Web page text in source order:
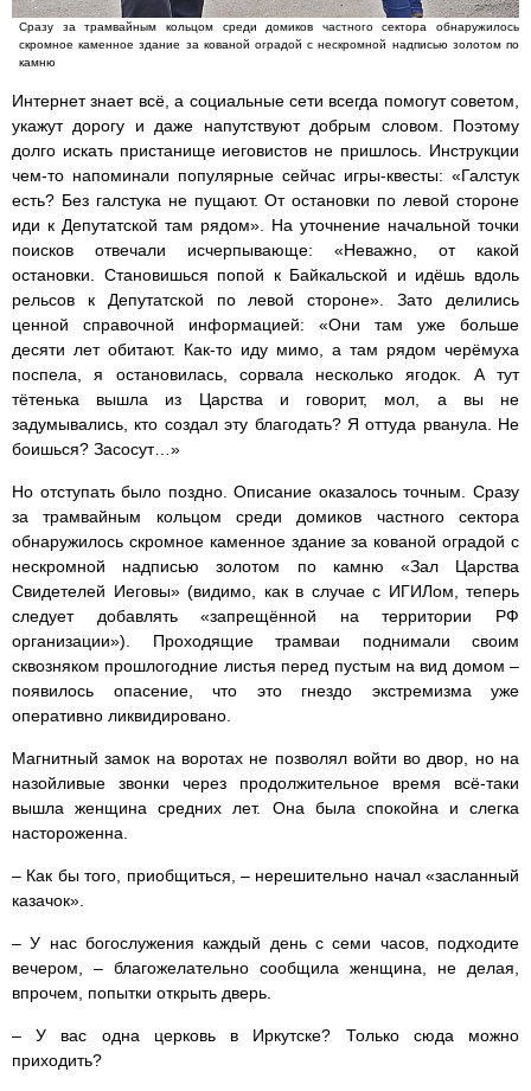
Сразу за трамвайным кольцом среди домиков частного сектора обнаружилось
скромное каменное здание за кованой оградой с нескромной надписью золотом по
камню
Интернет знает всё, а социальные сети всегда помогут советом,
укажут дорогу и даже напутствуют добрым словом. Поэтому
долго искать пристанище иеговистов не пришлось. Инструкции
чем-то напоминали популярные сейчас игры-квесты: «Галстук
есть? Без галстука не пущают. От остановки по левой стороне
иди к Депутатской там рядом». На уточнение начальной точки
поисков отвечали исчерпывающе: «Неважно, от какой
остановки. Становишься попой к Байкальской и идёшь вдоль
рельсов к Депутатской по левой стороне». Зато делились
ценной справочной информацией: «Они там уже больше
десяти лет обитают. Как-то иду мимо, а там рядом черёмуха
поспела, я остановилась, сорвала несколько ягодок. А тут
тётенька вышла из Царства и говорит, мол, а вы не
задумывались, кто создал эту благодать? Я оттуда рванула. Не
боишься? Засосут…»
Но отступать было поздно. Описание оказалось точным. Сразу
за трамвайным кольцом среди домиков частного сектора
обнаружилось скромное каменное здание за кованой оградой с
нескромной надписью золотом по камню «Зал Царства
Свидетелей Иеговы» (видимо, как в случае с ИГИЛом, теперь
следует добавлять «запрещённой на территории РФ
организации»). Проходящие трамваи поднимали своим
сквозняком прошлогодние листья перед пустым на вид домом –
появилось опасение, что это гнездо экстремизма уже
оперативно ликвидировано.
Магнитный замок на воротах не позволял войти во двор, но на
назойливые звонки через продолжительное время всё-таки
вышла женщина средних лет. Она была спокойна и слегка
настороженна.
– Как бы того, приобщиться, – нерешительно начал «засланный
казачок».
– У нас богослужения каждый день с семи часов, подходите
вечером, – благожелательно сообщила женщина, не делая,
впрочем, попытки открыть дверь.
– У вас одна церковь в Иркутске? Только сюда можно
приходить?